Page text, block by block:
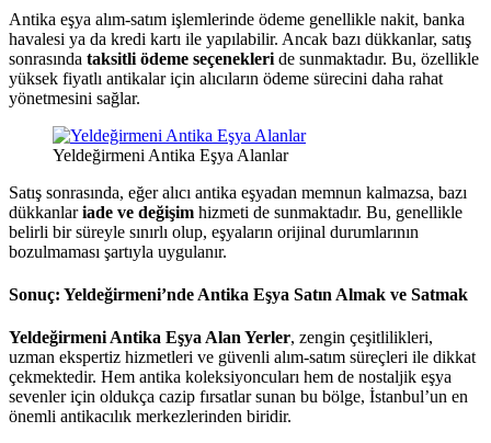
Antika eşya alım-satım işlemlerinde ödeme genellikle nakit, banka
havalesi ya da kredi kartı ile yapılabilir. Ancak bazı dükkanlar, satış
sonrasında taksitli ödeme seçenekleri de sunmaktadır. Bu, özellikle
yüksek fiyatlı antikalar için alıcıların ödeme sürecini daha rahat
yönetmesini sağlar.
Yeldeğirmeni Antika Eşya Alanlar
Satış sonrasında, eğer alıcı antika eşyadan memnun kalmazsa, bazı
dükkanlariade ve değişim hizmeti de sunmaktadır. Bu, genellikle
belirli bir süreyle sınırlı olup, eşyaların orijinal durumlarının
bozulmaması şartıyla uygulanır.
Sonuç: Yeldeğirmeni’nde Antika Eşya Satın Almak ve Satmak
Yeldeğirmeni Antika Eşya Alan Yerler, zengin çeşitlilikleri,
uzman ekspertiz hizmetleri ve güvenli alım-satım süreçleri ile dikkat
çekmektedir. Hem antika koleksiyoncuları hem de nostaljik eşya
sevenler için oldukça cazip fırsatlar sunan bu bölge, İstanbul’un en
önemli antikacılık merkezlerinden biridir.